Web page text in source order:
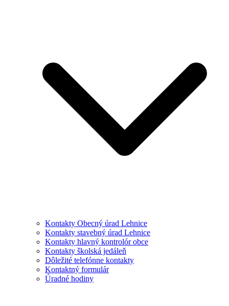
Kontakty Obecný úrad Lehnice
Kontakty stavebný úrad Lehnice
Kontakty hlavný kontrolór obce
Kontakty školská jedáleň
Dôležité telefónne kontakty
Kontaktný formulár
Úradné hodiny